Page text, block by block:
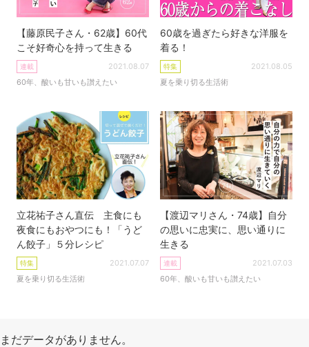
【藤原民子さん・62歳】60代
こそ好奇心を持って生きる
連載
60年、酸いも甘いも讃えたい
2021.08.07
60歳を過ぎたら好きな洋服を
着る！
特集
夏を乗り切る生活術
2021.08.05
立花祐子さん直伝 主食にも
夜食にもおやつにも！「うど
ん餃子」５分レシピ
特集
夏を乗り切る生活術
2021.07.07
【渡辺マリさん・74歳】自分
の思いに忠実に、思い通りに
生きる
連載
60年、酸いも甘いも讃えたい
2021.07.03
まだデータがありません。